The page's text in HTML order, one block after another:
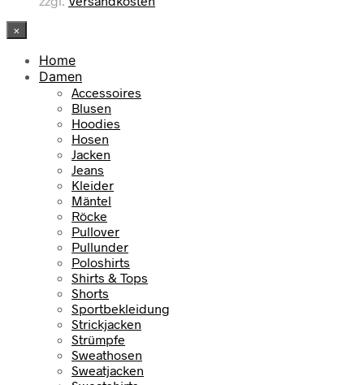
×
Home
Damen
Accessoires
Blusen
Hoodies
Hosen
Jacken
Jeans
Kleider
Mäntel
Röcke
Pullover
Pullunder
Poloshirts
Shirts & Tops
Shorts
Sportbekleidung
Strickjacken
Strümpfe
Sweathosen
Sweatjacken